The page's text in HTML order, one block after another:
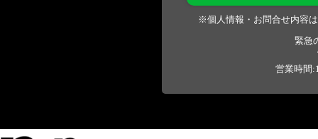
※個人情報・お問合せ内容
緊急
営業時間